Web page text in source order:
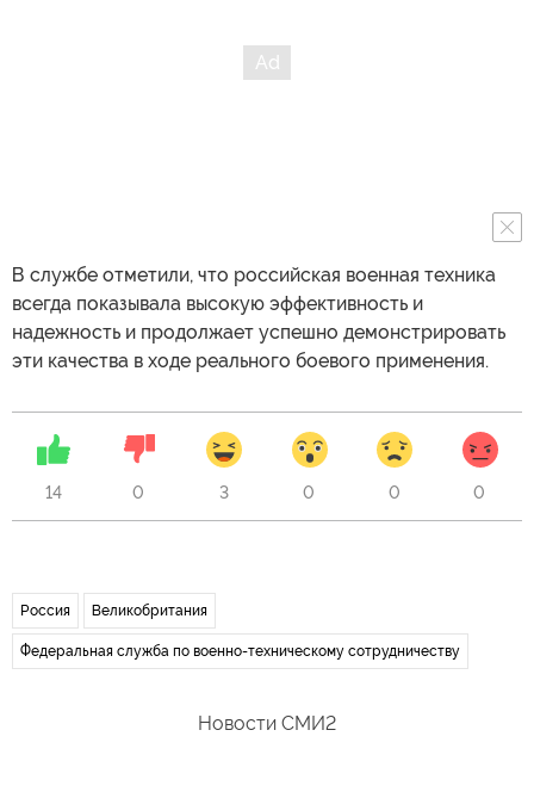
В службе отметили, что российская военная техника
всегда показывала высокую эффективность и
надежность и продолжает успешно демонстрировать
эти качества в ходе реального боевого применения.
14 0 3 0 0 0
Россия Великобритания
Федеральная служба по военно-техническому сотрудничеству
Новости СМИ2